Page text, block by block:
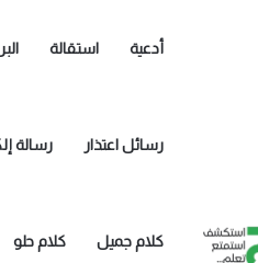
أدعية استقالة
رسائل اعتذار رسالة
كلام جميل كلام حلو